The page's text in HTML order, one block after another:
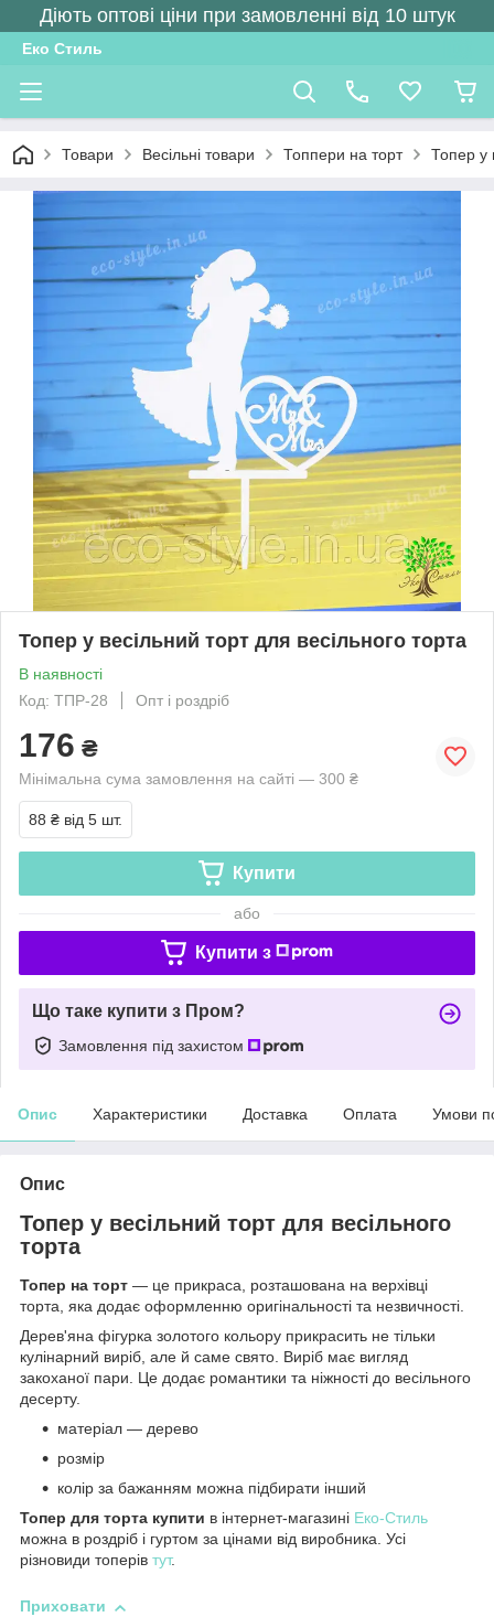
Діють оптові ціни при замовленні від 10 штук
Еко Стиль
Товари Весільні товари Топпери на торт Топер у
Топер у весільний торт для весільного торта
В наявності
Код: ТПР-28
Опт і роздріб
176 ₴
Мінімальна сума замовлення на сайті — 300 ₴
88 ₴ від 5 шт.
Купити
або
Купити з
Що таке купити з Пром?
Замовлення під захистом
Опис Характеристики Доставка Оплата Умови
Опис
Топер у весільний торт для весільного
торта
Топер на торт — це прикраса, розташована на верхівці
торта, яка додає оформленню оригінальності та незвичності.
Дерев'яна фігурка золотого кольору прикрасить не тільки
кулінарний виріб, але й саме свято. Виріб має вигляд
закоханої пари. Це додає романтики та ніжності до весільного
десерту.
матеріал — дерево
розмір
колір за бажанням можна підбирати інший
Топер для торта купити в інтернет-магазині Еко-Стиль
можна в роздріб і гуртом за цінами від виробника. Усі
різновиди топерів тут.
Приховати